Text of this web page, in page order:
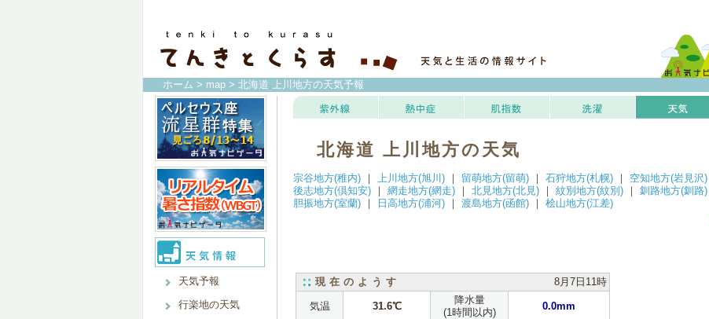
ホーム > map > 北海道 上川地方の天気予報
天気予報
行楽地の天気
北海道 上川地方の天気
宗谷地方(稚内) ｜ 上川地方(旭川) ｜ 留萌地方(留萌) ｜ 石狩地方(札幌) ｜ 空知地方(岩見沢)
後志地方(倶知安) ｜ 網走地方(網走) ｜ 北見地方(北見) ｜ 紋別地方(紋別) ｜ 釧路地方(釧路)
胆振地方(室蘭) ｜ 日高地方(浦河) ｜ 渡島地方(函館) ｜ 桧山地方(江差)
現在のようす 8月7日11時
気温 31.6℃
降水量
(1時間以内)
0.0mm